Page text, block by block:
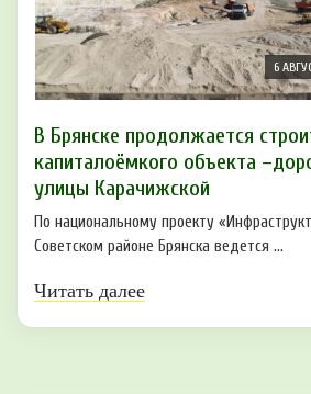
6
В Брянске продолжается
капиталоёмкого объекта
улицы Карачижской
По национальному проекту
Советском районе Брянска ведется ...
Читать далее